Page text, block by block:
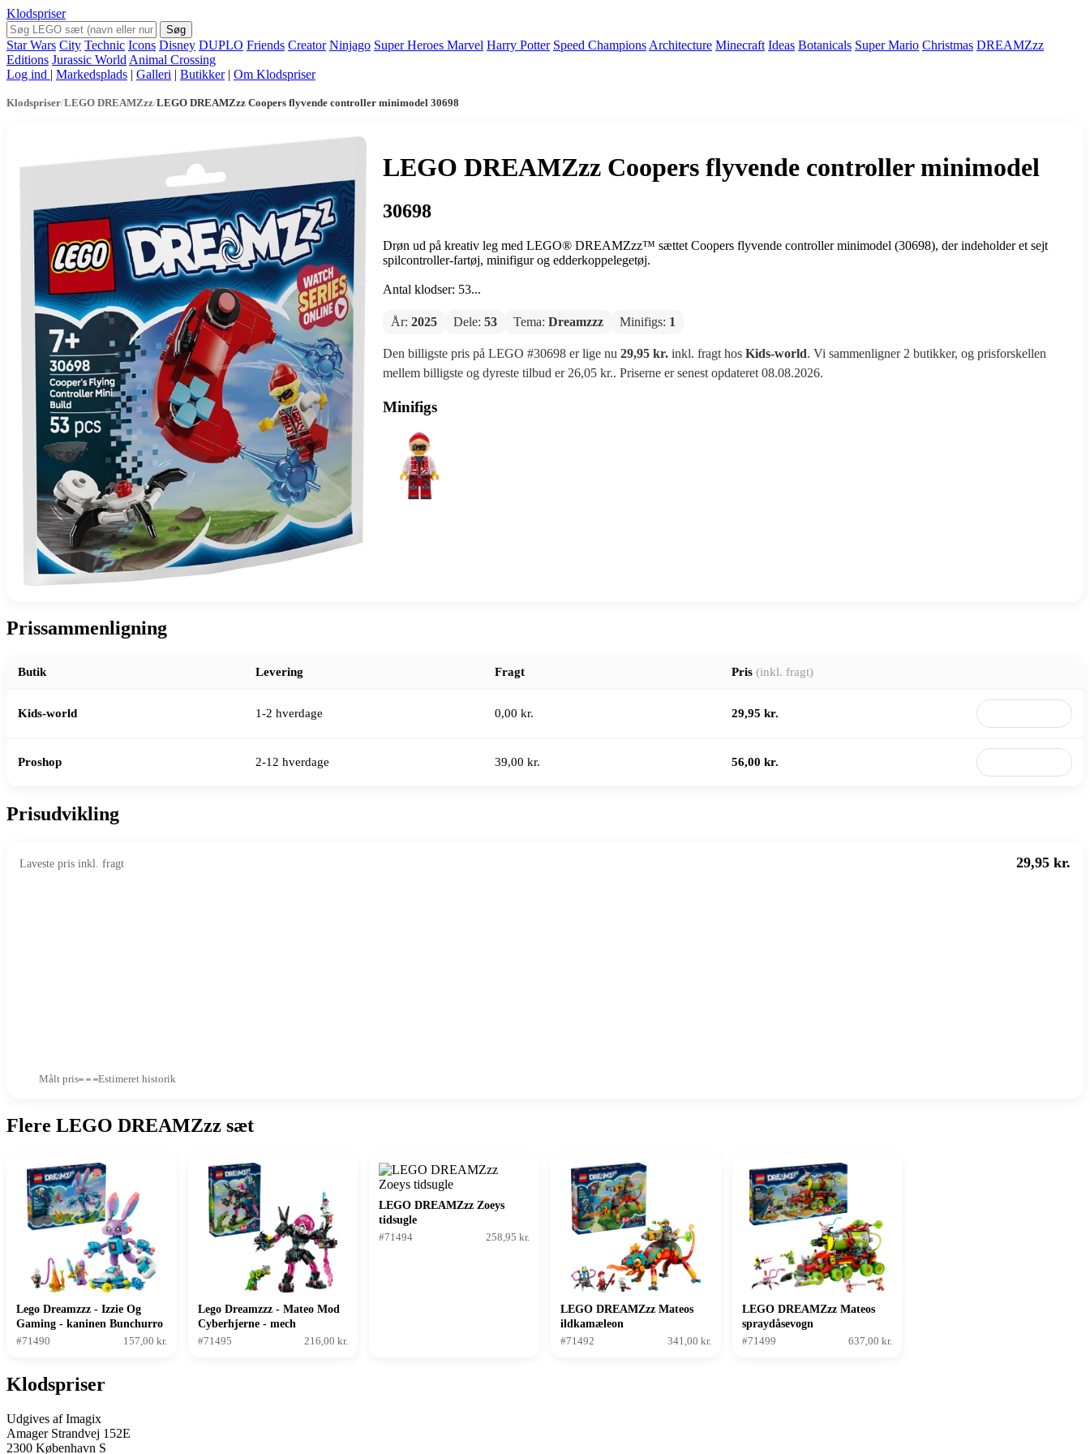
Klodspriser
Søg
Star Wars City Technic Icons Disney DUPLO Friends Creator Ninjago Super Heroes Marvel Harry Potter Speed Champions Architecture Minecraft Ideas Botanicals Super Mario Christmas DREAMZzz
Editions Jurassic World Animal Crossing
Log ind | Markedsplads | Galleri | Butikker | Om Klodspriser
Klodspriser/LEGO DREAMZzz/LEGO DREAMZzz Coopers flyvende controller minimodel 30698
LEGO DREAMZzz Coopers flyvende controller minimodel
30698
Drøn ud på kreativ leg med LEGO® DREAMZzz™ sættet Coopers flyvende controller minimodel (30698), der indeholder et sejt
spilcontroller-fartøj, minifigur og edderkoppelegetøj.
Antal klodser: 53...
År: 2025 Dele: 53 Tema: Dreamzzz Minifigs: 1
Den billigste pris på LEGO #30698 er lige nu 29,95 kr.inkl. fragt hos Kids-world. Vi sammenligner 2 butikker, og prisforskellen
mellem billigste og dyreste tilbud er 26,05 kr.. Priserne er senest opdateret 08.08.2026.
Minifigs
Prissammenligning
Butik Levering Fragt Pris (inkl. fragt)
Kids-world 1-2 hverdage 0,00 kr. 29,95 kr.
Proshop 2-12 hverdage 39,00 kr. 56,00 kr.
Prisudvikling
Laveste pris inkl. fragt 29,95 kr.
Målt pris Estimeret historik
Flere LEGO DREAMZzz sæt
Lego Dreamzzz - Izzie Og
Gaming - kaninen Bunchurro
#71490
157,00 kr.
Lego Dreamzzz - Mateo Mod
Cyberhjerne - mech
#71495
216,00 kr.
LEGO DREAMZzz Zoeys
tidsugle
#71494
258,95 kr.
LEGO DREAMZzz Mateos
ildkamæleon
#71492
341,00 kr.
LEGO DREAMZzz Mateos
spraydåsevogn
#71499
637,00 kr.
Klodspriser
Udgives af Imagix
Amager Strandvej 152E
2300 København S